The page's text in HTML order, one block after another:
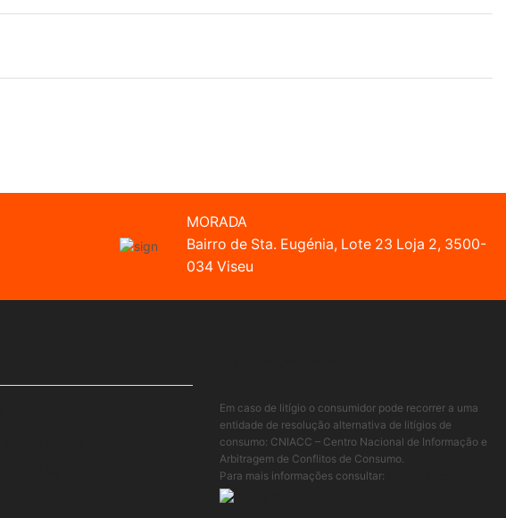
MORADA
Bairro de Sta. Eugénia, Lote 23 Loja 2, 3500-
034 Viseu
Em caso de litígio o consumidor pode recorrer a uma
entidade de resolução alternativa de litígios de
consumo: CNIACC – Centro Nacional de Informação e
Arbitragem de Conflitos de Consumo.
Para mais informações consultar: